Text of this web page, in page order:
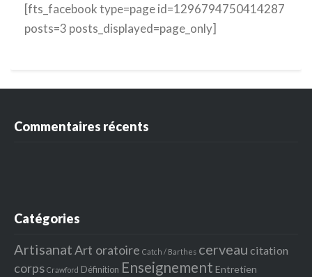
[fts_facebook type=page id=1296794750414287
posts=3 posts_displayed=page_only]
Commentaires récents
Catégories
ArtisanatArt oratoire Catch / Barthes cerveau citation
corps Crawford Définition Enseignement Entretien